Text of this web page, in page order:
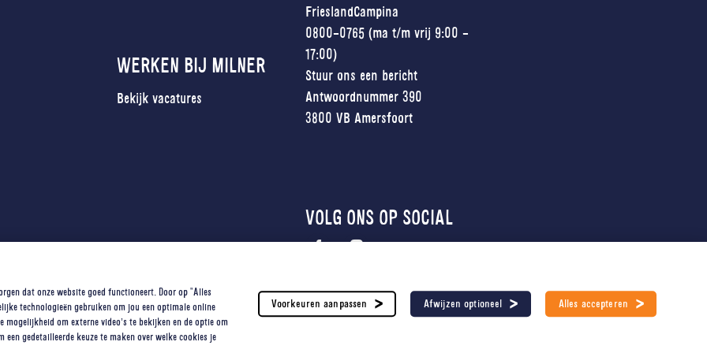
WERKEN BIJ MILNER
Bekijk vacatures
FrieslandCampina
0800-0765 (ma t/m vrij 9:00 -
17:00)
Stuur ons een bericht
Antwoordnummer 390
3800 VB Amersfoort
VOLG ONS OP SOCIAL
Contact Cookie instellingen
dat onze website goed functioneert. Door op "Alles
technologieën gebruiken om jou een optimale online
om externe video’s te bekijken en de optie om
gedetailleerde keuze te maken over welke cookies je
Voorkeuren aanpassen Afwijzen optioneel Alles accepteren